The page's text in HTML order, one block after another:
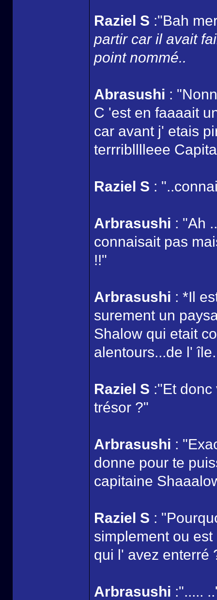
Raziel S :"Bah
partir car il avait
point nommé..
Abrasushi :
C 'est en faaaait
car avant j' etais
terrriblllleee
Raziel S :
Arbrasushi : "Ah
connaisait pas
!!"
Arbrasushi : *Il
surement un
Shalow qui etait
alentours...de l'
Raziel S :"Et
trésor ?"
Arbrasushi :
donne pour te
capitaine
Raziel S :
simplement ou
qui l' avez enterré
Arbrasushi :".....